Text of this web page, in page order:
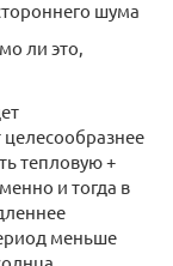
шума
ли это,
тепловую +
и тогда в
меньше